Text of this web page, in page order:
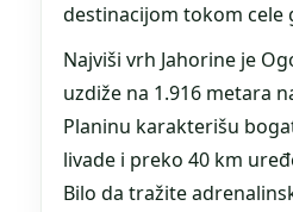
destinacijom tokom cele
Najviši vrh Jahorine je
uzdiže na 1.916 metara
Planinu karakterišu
livade i preko 40 km
Bilo da tražite